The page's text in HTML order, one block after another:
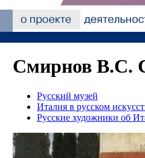
Смирнов В.С.
Русский музей
Италия в русском
Русские художники об